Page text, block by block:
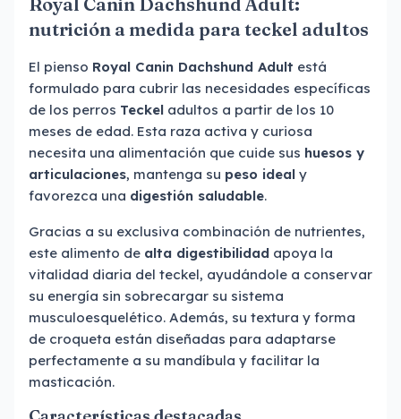
nutrición a medida para teckel adultos
El pienso Royal Canin Dachshund Adult está
formulado para cubrir las necesidades específicas
de los perros Teckel adultos a partir de los 10
meses de edad. Esta raza activa y curiosa
necesita una alimentación que cuide sus huesos y
articulaciones, mantenga su peso ideal y
favorezca una digestión saludable.
Gracias a su exclusiva combinación de nutrientes,
este alimento de alta digestibilidad apoya la
vitalidad diaria del teckel, ayudándole a conservar
su energía sin sobrecargar su sistema
musculoesquelético. Además, su textura y forma
de croqueta están diseñadas para adaptarse
perfectamente a su mandíbula y facilitar la
masticación.